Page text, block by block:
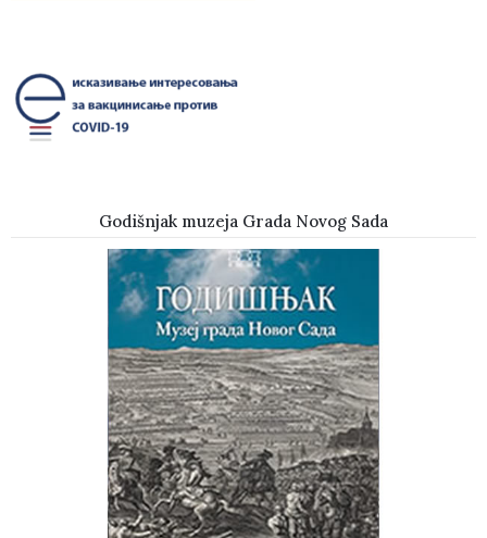
Godišnjak muzeja Grada Novog Sada